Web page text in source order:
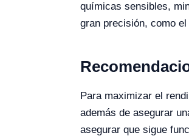
químicas sensibles,
gran precisión, como
Para maximizar el
además de asegurar
asegurar que sigue